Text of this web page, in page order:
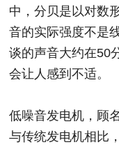
中，分贝是以对数
音的实际强度不是
谈的声音大约在50
会让人感到不适。
低噪音发电机，顾
与传统发电机相比